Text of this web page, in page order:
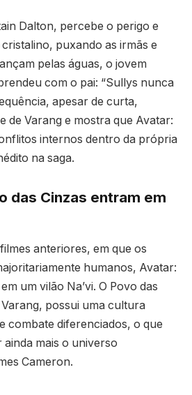
Dalton, percebe o perigo e
puxando as irmãs e
pelas águas, o jovem
com o pai: “Sullys nunca
apesar de curta,
de Varang e mostra que Avatar:
internos dentro da própria
na saga.
das Cinzas entram em
anteriores, em que os
humanos, Avatar:
um vilão Na’vi. O Povo das
possui uma cultura
combate diferenciados, o que
mais o universo
Cameron.